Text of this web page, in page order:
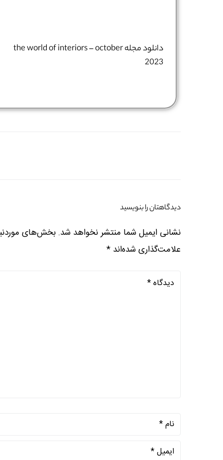
دانلود مجله the world of interiors – october
2023
دیدگاهتان را بنویسید
نشانی ایمیل شما منتشر نخواهد شد. بخش‌های
علامت‌گذاری شده‌اند *